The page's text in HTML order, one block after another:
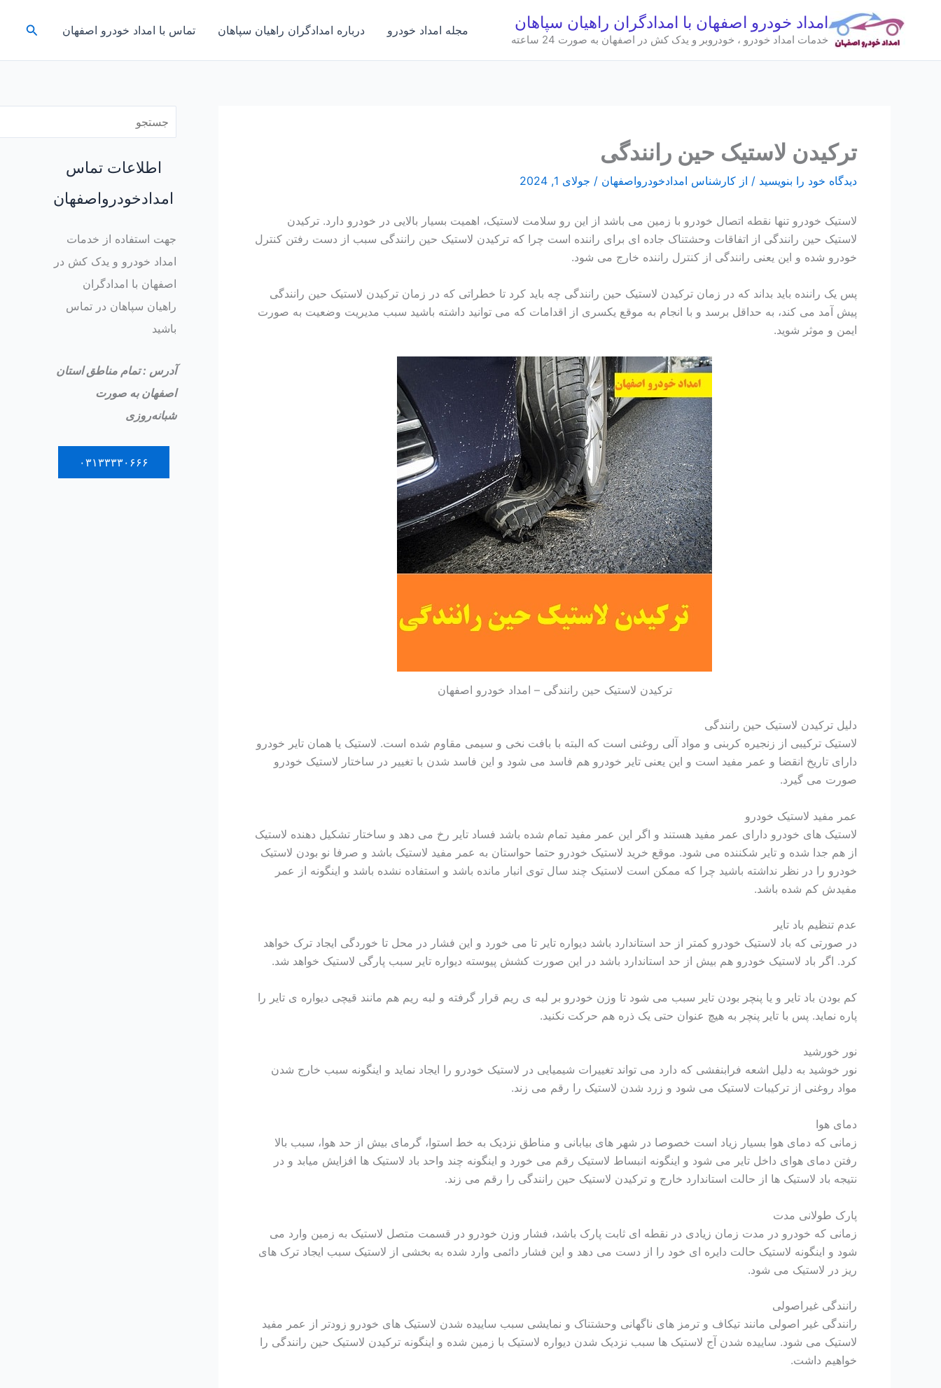
امداد خودرو اصفهان با امدادگران راهیان سپاهان
خدمات امداد خودرو ، خودروبر و یدک کش در اصفهان به صورت 24 ساعته
مجله امداد خودرو درباره امدادگران راهیان سپاهان تماس با امداد خودرو اصفهان جستجو
ترکیدن لاستیک حین رانندگی
دیدگاه‌ خود را بنویسید / از کارشناس امدادخودرواصفهان / جولای 1, 2024
لاستیک خودرو تنها نقطه اتصال خودرو با زمین می باشد از این رو سلامت لاستیک، اهمیت بسیار بالایی در خودرو دارد. ترکیدن
لاستیک حین رانندگی از اتفاقات وحشتناک جاده ای برای راننده است چرا که ترکیدن لاستیک حین رانندگی سبب از دست رفتن کنترل
خودرو شده و این یعنی رانندگی از کنترل راننده خارج می شود.
پس یک راننده باید بداند که در زمان ترکیدن لاستیک حین رانندگی چه باید کرد تا خطراتی که در زمان ترکیدن لاستیک حین رانندگی
پیش آمد می کند، به حداقل برسد و با انجام به موقع یکسری از اقدامات که می توانید داشته باشید سبب مدیریت وضعیت به صورت
ایمن و موثر شوید.
ترکیدن لاستیک حین رانندگی – امداد خودرو اصفهان
دلیل ترکیدن لاستیک حین رانندگی
لاستیک ترکیبی از زنجیره کربنی و مواد آلی روغنی است که البته با بافت نخی و سیمی مقاوم شده است. لاستیک یا همان تایر خودرو
دارای تاریخ انقضا و عمر مفید است و این یعنی تایر خودرو هم فاسد می شود و این فاسد شدن با تغییر در ساختار لاستیک خودرو
صورت می گیرد.
عمر مفید لاستیک خودرو
لاستیک های خودرو دارای عمر مفید هستند و اگر این عمر مفید تمام شده باشد فساد تایر رخ می دهد و ساختار تشکیل دهنده لاستیک
از هم جدا شده و تایر شکننده می شود. موقع خرید لاستیک خودرو حتما حواستان به عمر مفید لاستیک باشد و صرفا نو بودن لاستیک
خودرو را در نظر نداشته باشید چرا که ممکن است لاستیک چند سال توی انبار مانده باشد و استفاده نشده باشد و اینگونه از عمر
مفیدش کم شده باشد.
عدم تنظیم باد تایر
در صورتی که باد لاستیک خودرو کمتر از حد استاندارد باشد دیواره تایر تا می خورد و این فشار در محل تا خوردگی ایجاد ترک خواهد
کرد. اگر باد لاستیک خودرو هم بیش از حد استاندارد باشد در این صورت کشش پیوسته دیواره تایر سبب پارگی لاستیک خواهد شد.
کم بودن باد تایر و یا پنچر بودن تایر سبب می شود تا وزن خودرو بر لبه ی ریم قرار گرفته و لبه ریم هم مانند قیچی دیواره ی تایر را
پاره نماید. پس با تایر پنچر به هیچ عنوان حتی یک ذره هم حرکت نکنید.
نور خورشید
نور خوشید به دلیل اشعه فرابنفشی که دارد می تواند تغییرات شیمیایی در لاستیک خودرو را ایجاد نماید و اینگونه سبب خارج شدن
مواد روغنی از ترکیبات لاستیک می شود و زرد شدن لاستیک را رقم می زند.
دمای هوا
زمانی که دمای هوا بسیار زیاد است خصوصا در شهر های بیابانی و مناطق نزدیک به خط استوا، گرمای بیش از حد هوا، سبب بالا
رفتن دمای هوای داخل تایر می شود و اینگونه انبساط لاستیک رقم می خورد و اینگونه چند واحد باد لاستیک ها افزایش میابد و در
نتیجه باد لاستیک ها از حالت استاندارد خارج و ترکیدن لاستیک حین رانندگی را رقم می زند.
پارک طولانی مدت
زمانی که خودرو در مدت زمان زیادی در نقطه ای ثابت پارک باشد، فشار وزن خودرو در قسمت متصل لاستیک به زمین وارد می
شود و اینگونه لاستیک حالت دایره ای خود را از دست می دهد و این فشار دائمی وارد شده به بخشی از لاستیک سبب ایجاد ترک های
ریز در لاستیک می شود.
رانندگی غیراصولی
رانندگی غیر اصولی مانند تیکاف و ترمز های ناگهانی وحشتناک و نمایشی سبب ساییده شدن لاستیک های خودرو زودتر از عمر مفید
لاستیک می شود. ساییده شدن آج لاستیک ها سبب نزدیک شدن دیواره لاستیک با زمین شده و اینگونه ترکیدن لاستیک حین رانندگی را
خواهیم داشت.
س
اطلاعات تماس
امدادخودرواصفهان
جهت استفاده از خدمات
امداد خودرو و یدک کش در
اصفهان با امدادگران
راهیان سپاهان در تماس
باشید
آدرس : تمام مناطق استان
اصفهان به صورت
شبانه‌روزی
۰۳۱۳۳۳۳۰۶۶۶